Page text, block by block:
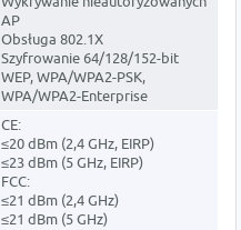
AP
Obsługa 802.1X
Szyfrowanie 64/128/152-bit
WEP, WPA/WPA2-PSK,
WPA/WPA2-Enterprise
CE:
≤20 dBm (2,4 GHz, EIRP)
≤23 dBm (5 GHz, EIRP)
FCC:
≤21 dBm (2,4 GHz)
≤21 dBm (5 GHz)